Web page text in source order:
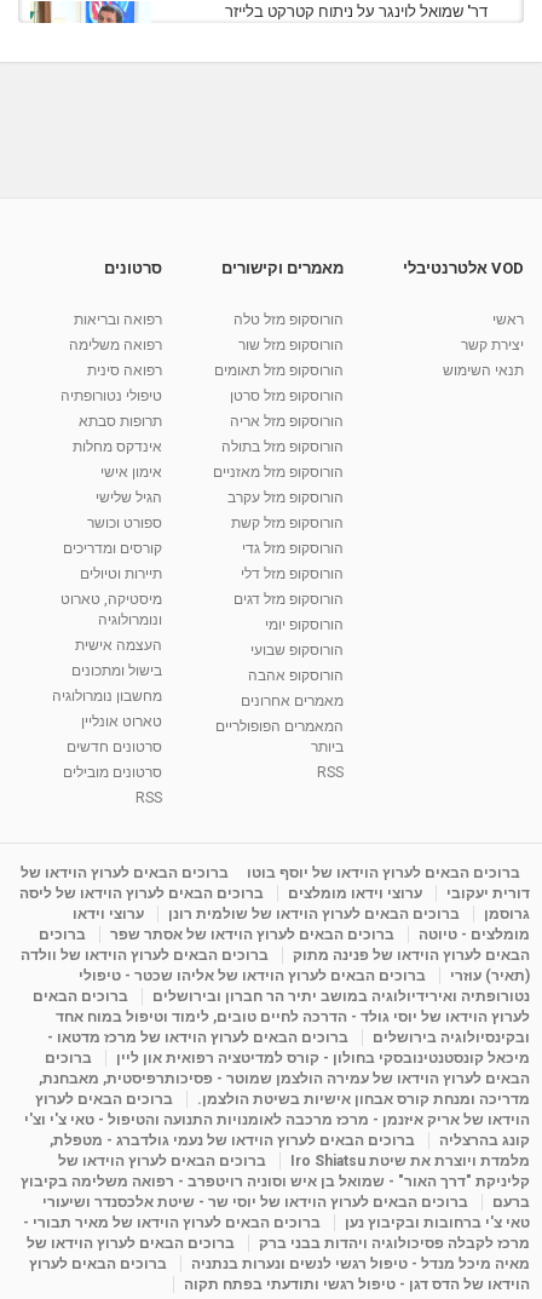
דר' שמואל לוינגר על ניתוח קטרקט בלייזר
מאת vod-galit 11 שנים
10:17
קרין גורן - העוגה המתגלצ’ת ללא קמח
38.5k צפיות
01:37
יוסי שר - מתמחה בשיטת אלכסנדר וטאי צ'י
2,738 צפיות
01:46
רנה רז-גילו -טיפול אנרגטי ויעוץ רוחני - נומרולוגית
2,315 צפיות
05:37
סודות בתאריך הלידה, משמעות חודש הלידה -
ינואר זינה ליבשיץ נומרולוגית
ליסה גרוסמן - המרכז לאימון התנהגותי - קשב
09:12
מדיטציה בדמיון מודרך - היכרות עם האני הפנימי
מאת admin 11 שנים 3,649 צפיות
פנינה מתוק - מרכז "נתיב הלב" בהרצליה-
מדיטציה-התחדשות
Shahar-vod
VOD אלטרנטיבלי
ראשי
יצירת קשר
תנאי השימוש
מאמרים וקישורים
הורוסקופ מזל טלה
הורוסקופ מזל שור
הורוסקופ מזל תאומים
הורוסקופ מזל סרטן
הורוסקופ מזל אריה
הורוסקופ מזל בתולה
הורוסקופ מזל מאזניים
הורוסקופ מזל עקרב
הורוסקופ מזל קשת
הורוסקופ מזל גדי
הורוסקופ מזל דלי
הורוסקופ מזל דגים
הורוסקופ יומי
הורוסקופ שבועי
הורוסקופ אהבה
מאמרים אחרונים
המאמרים הפופולריים
ביותר
RSS
סרטונים
רפואה ובריאות
רפואה משלימה
רפואה סינית
טיפולי נטורופתיה
תרופות סבתא
אינדקס מחלות
אימון אישי
הגיל שלישי
ספורט וכושר
קורסים ומדריכים
תיירות וטיולים
מיסטיקה, טארוט
ונומרולוגיה
העצמה אישית
בישול ומתכונים
מחשבון נומרולוגיה
טארוט אונליין
סרטונים חדשים
סרטונים מובילים
RSS
ברוכים הבאים לערוץ הוידאו של יוסף בוטו
ברוכים הבאים לערוץ הוידאו של
דורית יעקובי
ערוצי וידאו מומלצים
ברוכים הבאים לערוץ הוידאו של ליסה
גרוסמן
ברוכים הבאים לערוץ הוידאו של שולמית רונן
ערוצי וידאו
מומלצים - טיוטה
ברוכים הבאים לערוץ הוידאו של אסתר שפר
ברוכים
הבאים לערוץ הוידאו של פנינה מתוק
ברוכים הבאים לערוץ הוידאו של וולדה
(תאיר) עוזרי
ברוכים הבאים לערוץ הוידאו של אליהו שכטר - טיפולי
נטורופתיה ואירידיולוגיה במושב יתיר הר חברון ובירושלים
ברוכים הבאים
לערוץ הוידאו של יוסי גולד - הדרכה לחיים טובים, לימוד וטיפול במוח אחד
ובקינסיולוגיה בירושלים
ברוכים הבאים לערוץ הוידאו של מרכז מדטאו -
מיכאל קונסטנטינובסקי בחולון - קורס למדיטציה רפואית און ליין
ברוכים
הבאים לערוץ הוידאו של עמירה הולצמן שמוטר - פסיכותרפיסטית, מאבחנת,
מדריכה ומנחת קורס אבחון אישיות בשיטת הולצמן.
ברוכים הבאים לערוץ
הוידאו של אריק איזנמן - מרכז מרכבה לאומנויות התנועה והטיפול - טאי צ'י וצ'י
קונג בהרצליה
ברוכים הבאים לערוץ הוידאו של נעמי גולדברג - מטפלת,
מלמדת ויוצרת את שיטת Iro Shiatsu
ברוכים הבאים לערוץ הוידאו של
קליניקת "דרך האור" - שמואל בן איש וסוניה רויטפרב - רפואה משלימה בקיבוץ
ברעם
ברוכים הבאים לערוץ הוידאו של יוסי שר - שיטת אלכסנדר ושיעורי
טאי צ'י ברחובות ובקיבוץ נען
ברוכים הבאים לערוץ הוידאו של מאיר תבורי -
מרכז לקבלה פסיכולוגיה ויהדות בבני ברק
ברוכים הבאים לערוץ הוידאו של
מאיה מיכל מנדל - טיפול רגשי לנשים ונערות בנתניה
ברוכים הבאים לערוץ
הוידאו של הדס דגן - טיפול רגשי ותודעתי בפתח תקוה